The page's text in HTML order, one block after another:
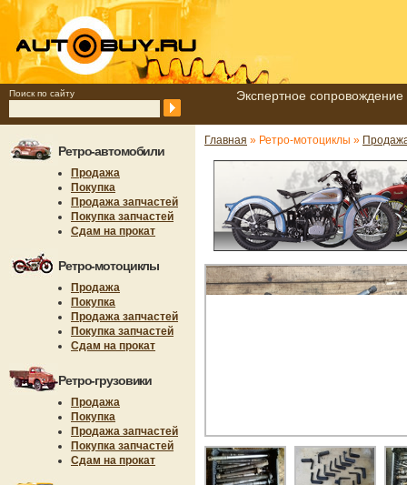
Поиск по сайту Экспертное
Ретро-автомобили
Продажа
Покупка
Продажа запчастей
Покупка запчастей
Сдам на прокат
Ретро-мотоциклы
Продажа
Покупка
Продажа запчастей
Покупка запчастей
Сдам на прокат
Ретро-грузовики
Продажа
Покупка
Продажа запчастей
Покупка запчастей
Сдам на прокат
Главная » Ретро-мотоциклы »